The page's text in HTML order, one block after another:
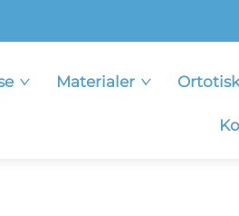
Materialer